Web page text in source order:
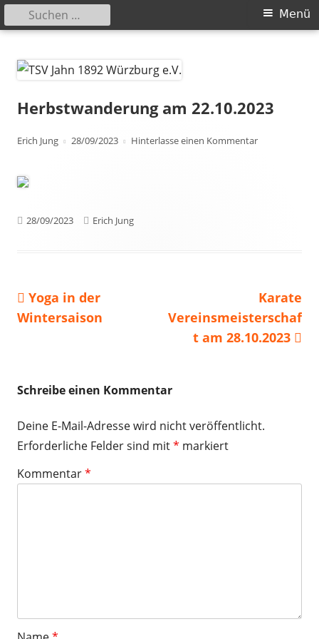
zum
Primäres
Menü
Suchen
nach:
Herbstwanderung am 22.10.2023
Autor
Erich Jung
Veröffentlicht
28/09/2023 Hinterlasse einen Kommentarzu
Veröffentlicht
28/09/2023 Autor
Erich Jung
Beitragsnavigation
Vorheriger
Beitrag:
Yoga in der
Wintersaison
Nächster
Beitrag
Karate
Vereinsmeisterschaf
t am 28.10.2023
Schreibe einen Kommentar
Deine E-Mail-Adresse wird nicht veröffentlicht.
Erforderliche Felder sind mit* markiert
Kommentar*